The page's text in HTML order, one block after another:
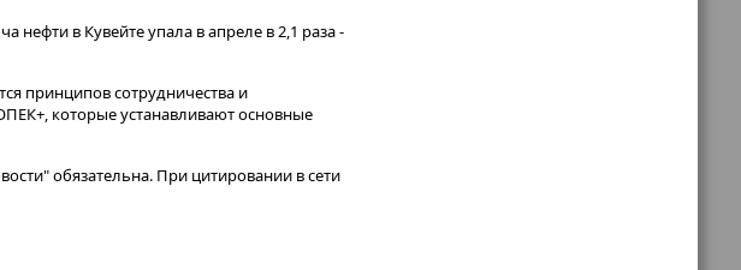
в Кувейте упала в апреле в 2,1 раза -
принципов сотрудничества и
которые устанавливают основные
обязательна. При цитировании в сети